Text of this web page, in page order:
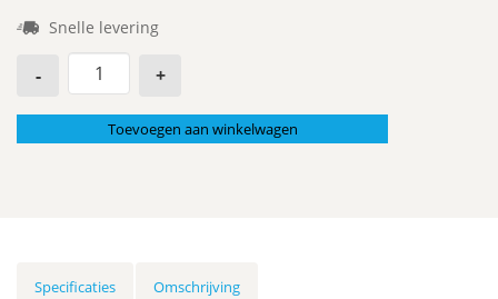
Snelle levering
- +
Toevoegen aan winkelwagen
Specificaties Omschrijving